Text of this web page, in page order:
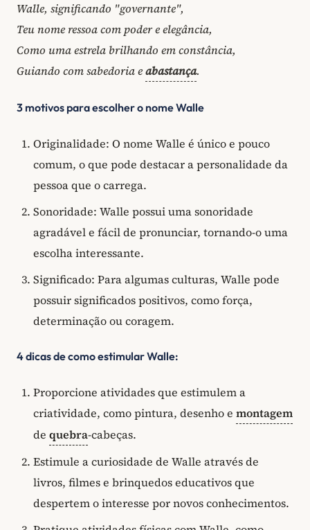
Walle, significando "governante",
Teu nome ressoa com poder e elegância,
Como uma estrela brilhando em constância,
Guiando com sabedoria eabastança.
3 motivos para escolher o nome Walle
Originalidade: O nome Walle é único e pouco
comum, o que pode destacar a personalidade da
pessoa que o carrega.
Sonoridade: Walle possui uma sonoridade
agradável e fácil de pronunciar, tornando-o uma
escolha interessante.
Significado: Para algumas culturas, Walle pode
possuir significados positivos, como força,
determinação ou coragem.
4 dicas de como estimular Walle:
Proporcione atividades que estimulem a
criatividade, como pintura, desenho e montagem
de quebra-cabeças.
Estimule a curiosidade de Walle através de
livros, filmes e brinquedos educativos que
despertem o interesse por novos conhecimentos.